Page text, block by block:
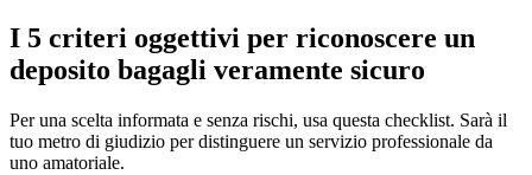
I 5 criteri oggettivi per riconoscere un
deposito bagagli veramente sicuro
Per una scelta informata e senza rischi, usa questa checklist. Sarà il
tuo metro di giudizio per distinguere un servizio professionale da
uno amatoriale.